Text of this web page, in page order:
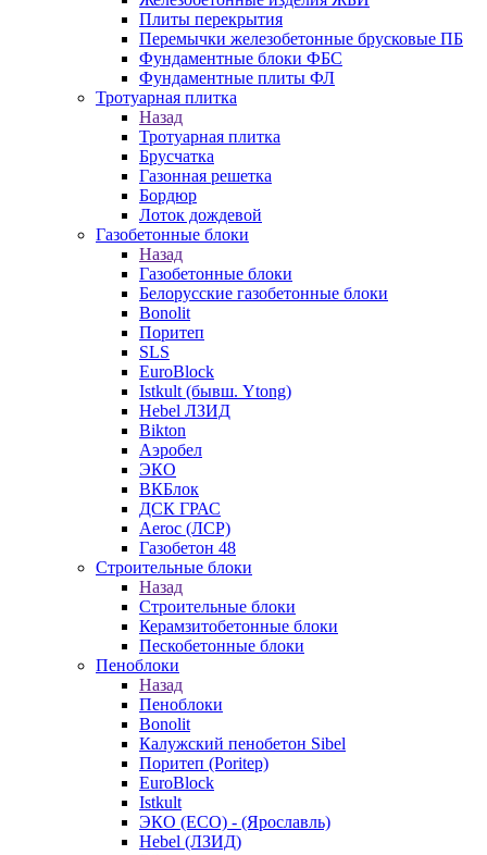
Плиты перекрытия
Перемычки железобетонные брусковые ПБ
Фундаментные блоки ФБС
Фундаментные плиты ФЛ
Тротуарная плитка
Назад
Тротуарная плитка
Брусчатка
Газонная решетка
Бордюр
Лоток дождевой
Газобетонные блоки
Назад
Газобетонные блоки
Белорусские газобетонные блоки
Bonolit
Поритеп
SLS
EuroBlock
Istkult (бывш. Ytong)
Hebel ЛЗИД
Bikton
Аэробел
ЭКО
ВКБлок
ДСК ГРАС
Aeroc (ЛСР)
Газобетон 48
Строительные блоки
Назад
Строительные блоки
Керамзитобетонные блоки
Пескобетонные блоки
Пеноблоки
Назад
Пеноблоки
Bonolit
Калужский пенобетон Sibel
Поритеп (Poritep)
EuroBlock
Istkult
ЭКО (ECO) - (Ярославль)
Hebel (ЛЗИД)